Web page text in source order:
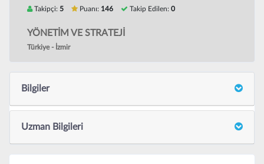
Takipçi: 5 Puanı: 146 Takip Edilen: 0
YÖNETİM VE STRATEJİ
Türkiye - İzmir
Bilgiler
Uzman Bilgileri